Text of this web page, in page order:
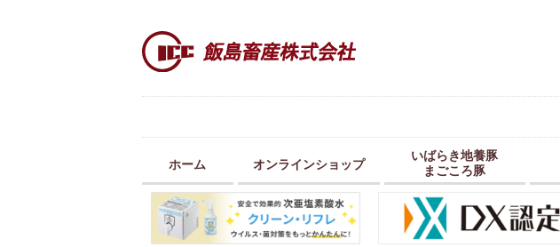
ホーム オンラインショップ
いばらき地養豚
まごころ豚